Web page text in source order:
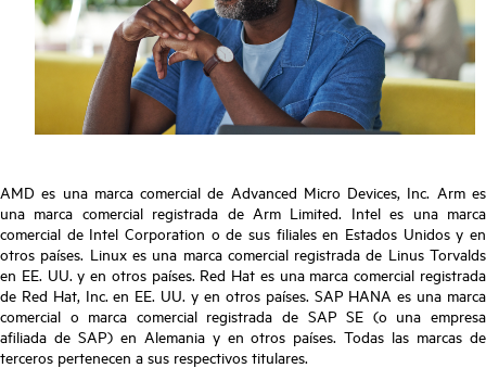
AMD es una marca comercial de Advanced Micro Devices, Inc. Arm es
una marca comercial registrada de Arm Limited. Intel es una marca
comercial de Intel Corporation o de sus filiales en Estados Unidos y en
otros países. Linux es una marca comercial registrada de Linus Torvalds
en EE. UU. y en otros países. Red Hat es una marca comercial registrada
de Red Hat, Inc. en EE. UU. y en otros países. SAP HANA es una marca
comercial o marca comercial registrada de SAP SE (o una empresa
afiliada de SAP) en Alemania y en otros países. Todas las marcas de
terceros pertenecen a sus respectivos titulares.